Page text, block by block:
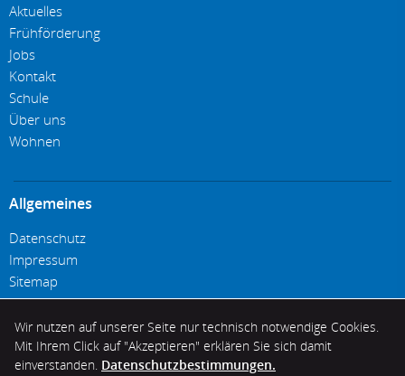
Wir nutzen auf unserer Seite nur technisch notwendige Cookies.
Mit Ihrem Click auf "Akzeptieren" erklären Sie sich damit
einverstanden. Datenschutzbestimmungen.
Aktuelles
Frühförderung
Jobs
Kontakt
Schule
Über uns
Wohnen
Allgemeines
Datenschutz
Impressum
Sitemap
Folgen Sie uns:Facebook
YoutubeInstagram
per